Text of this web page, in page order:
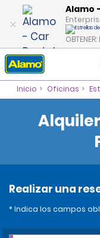
Alamo
Inicio Oficinas
Realizar una
* Indica los campos